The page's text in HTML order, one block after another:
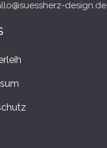
design.de